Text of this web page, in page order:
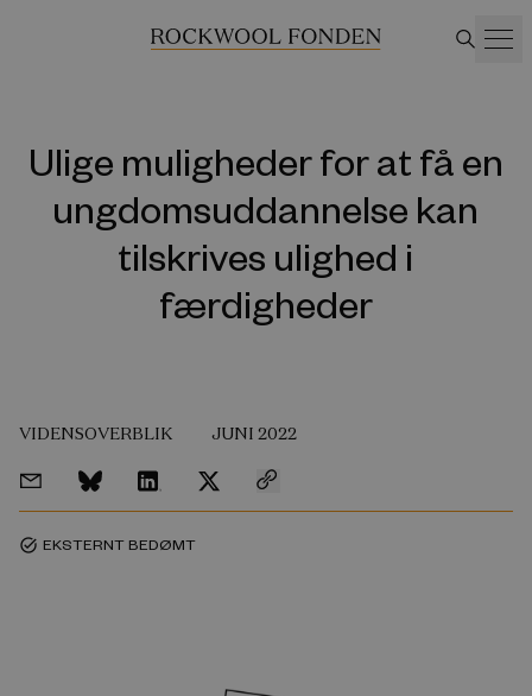
Ulige muligheder for at få en
ungdomsuddannelse kan
tilskrives ulighed i
færdigheder
VIDENSOVERBLIK JUNI 2022
task_alt EKSTERNT BEDØMT